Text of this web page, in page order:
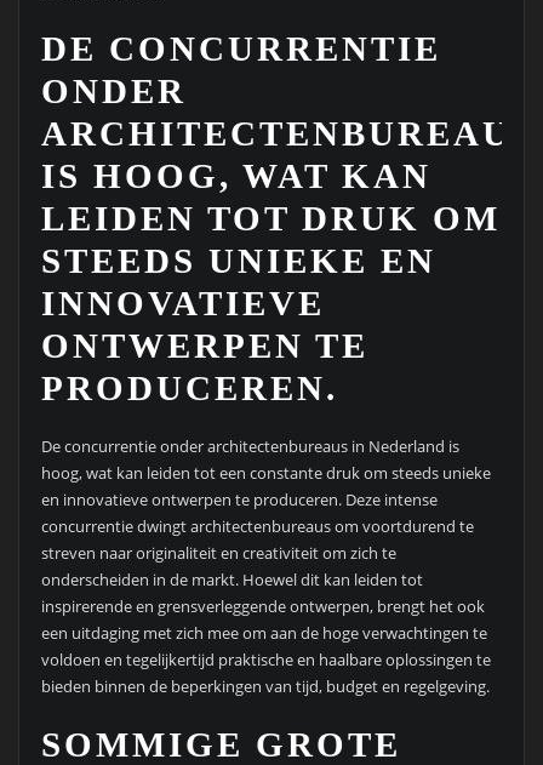
DE CONCURRENTIE
ONDER
ARCHITECTENBUREAUS
IS HOOG, WAT KAN
LEIDEN TOT DRUK OM
STEEDS UNIEKE EN
INNOVATIEVE
ONTWERPEN TE
PRODUCEREN.
De concurrentie onder architectenbureaus in Nederland is
hoog, wat kan leiden tot een constante druk om steeds unieke
en innovatieve ontwerpen te produceren. Deze intense
concurrentie dwingt architectenbureaus om voortdurend te
streven naar originaliteit en creativiteit om zich te
onderscheiden in de markt. Hoewel dit kan leiden tot
inspirerende en grensverleggende ontwerpen, brengt het ook
een uitdaging met zich mee om aan de hoge verwachtingen te
voldoen en tegelijkertijd praktische en haalbare oplossingen te
bieden binnen de beperkingen van tijd, budget en regelgeving.
SOMMIGE GROTE